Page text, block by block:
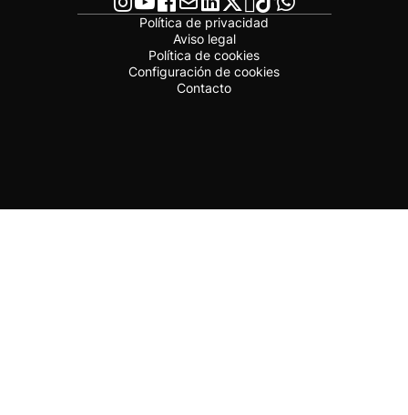
Política de privacidad
Aviso legal
Política de cookies
Configuración de cookies
Contacto